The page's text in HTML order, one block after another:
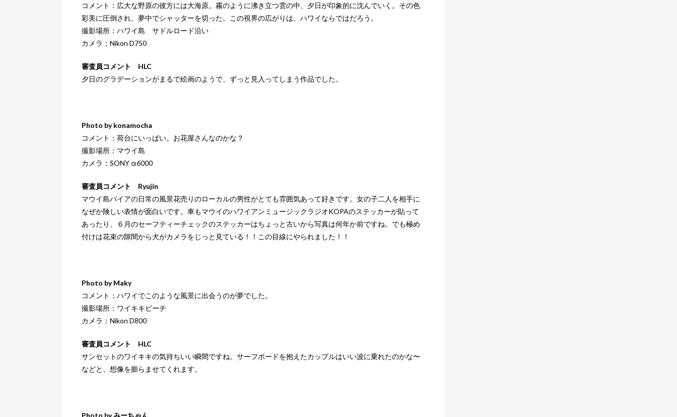
コメント：広大な野原の彼方には大海原。霧のように沸き立つ雲の中、夕日が印象的に沈んでいく。その色
彩美に圧倒され、夢中でシャッターを切った。この視界の広がりは、ハワイならではだろう。
撮影場所：ハワイ島 サドルロード沿い
カメラ：Nikon D750
審査員コメント HLC
夕日のグラデーションがまるで絵画のようで、ずっと見入ってしまう作品でした。
Photo by konamocha
コメント：荷台にいっぱい。お花屋さんなのかな？
撮影場所：マウイ島
カメラ：SONY α6000
審査員コメント Ryujin
マウイ島パイアの日常の風景花売りのローカルの男性がとても雰囲気あって好きです。女の子二人を相手に
なぜか険しい表情が面白いです。車もマウイのハワイアンミュージックラジオKOPAのステッカーが貼って
あったり、６月のセーフティーチェックのステッカーはちょっと古いから写真は何年か前ですね。でも極め
付けは花束の隙間から犬がカメラをじっと見ている！！この目線にやられました！！
Photo by Maky
コメント：ハワイでこのような風景に出会うのが夢でした。
撮影場所：ワイキキビーチ
カメラ：Nikon D800
審査員コメント HLC
サンセットのワイキキの気持ちいい瞬間ですね。サーフボードを抱えたカップルはいい波に乗れたのかな〜
などと、想像を膨らませてくれます。
Photo by みーちゃん